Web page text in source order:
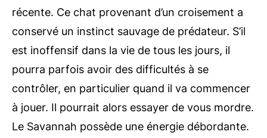
récente. Ce chat provenant d’un croisement a
conservé un instinct sauvage de prédateur. S’il
est inoffensif dans la vie de tous les jours, il
pourra parfois avoir des difficultés à se
contrôler, en particulier quand il va commencer
à jouer. Il pourrait alors essayer de vous mordre.
Le Savannah possède une énergie débordante.